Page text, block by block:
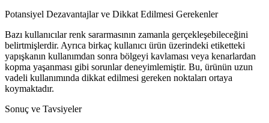
Potansiyel Dezavantajlar ve Dikkat Edilmesi Gerekenler
Bazı kullanıcılar renk sararmasının zamanla gerçekleşebileceğini
belirtmişlerdir. Ayrıca birkaç kullanıcı ürün üzerindeki etiketteki
yapışkanın kullanımdan sonra bölgeyi kavlaması veya kenarlardan
kopma yaşanması gibi sorunlar deneyimlemiştir. Bu, ürünün uzun
vadeli kullanımında dikkat edilmesi gereken noktaları ortaya
koymaktadır.
Sonuç ve Tavsiyeler